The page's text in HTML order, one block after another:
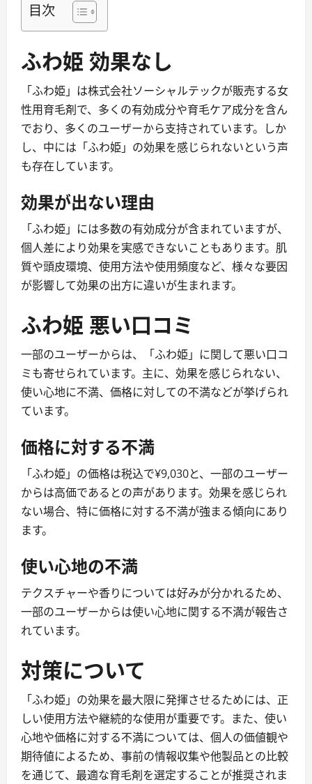
目次
ふわ姫 効果なし
「ふわ姫」は株式会社ソーシャルテックが販売する女
性用育毛剤で、多くの有効成分や育毛ケア成分を含ん
でおり、多くのユーザーから支持されています。しか
し、中には「ふわ姫」の効果を感じられないという声
も存在しています。
効果が出ない理由
「ふわ姫」には多数の有効成分が含まれていますが、
個人差により効果を実感できないこともあります。肌
質や頭皮環境、使用方法や使用頻度など、様々な要因
が影響して効果の出方に違いが生まれます。
ふわ姫 悪い口コミ
一部のユーザーからは、「ふわ姫」に関して悪い口コ
ミも寄せられています。主に、効果を感じられない、
使い心地に不満、価格に対しての不満などが挙げられ
ています。
価格に対する不満
「ふわ姫」の価格は税込で¥9,030と、一部のユーザー
からは高価であるとの声があります。効果を感じられ
ない場合、特に価格に対する不満が強まる傾向にあり
ます。
使い心地の不満
テクスチャーや香りについては好みが分かれるため、
一部のユーザーからは使い心地に関する不満が報告さ
れています。
対策について
「ふわ姫」の効果を最大限に発揮させるためには、正
しい使用方法や継続的な使用が重要です。また、使い
心地や価格に対する不満については、個人の価値観や
期待値によるため、事前の情報収集や他製品との比較
を通じて、最適な育毛剤を選定することが推奨されま